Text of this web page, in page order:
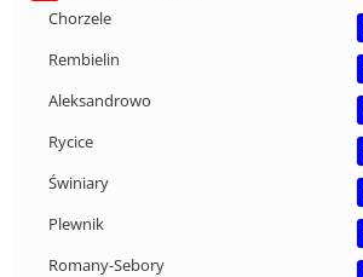
Chorzele
Rembielin
Aleksandrowo
Rycice
Świniary
Plewnik
Romany-Sebory